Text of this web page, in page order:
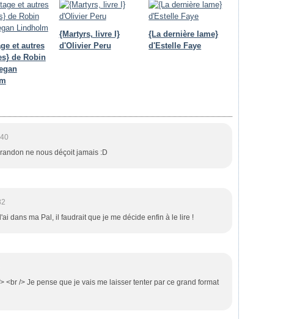
et autres
de Robin
{Martyrs, livre I}
d'Olivier Peru
{La dernière lame}
d'Estelle Faye
ne nous déçoit jamais :D
dans ma Pal, il faudrait que je me décide enfin à le lire !
<br /> Je pense que je vais me laisser tenter par ce grand format